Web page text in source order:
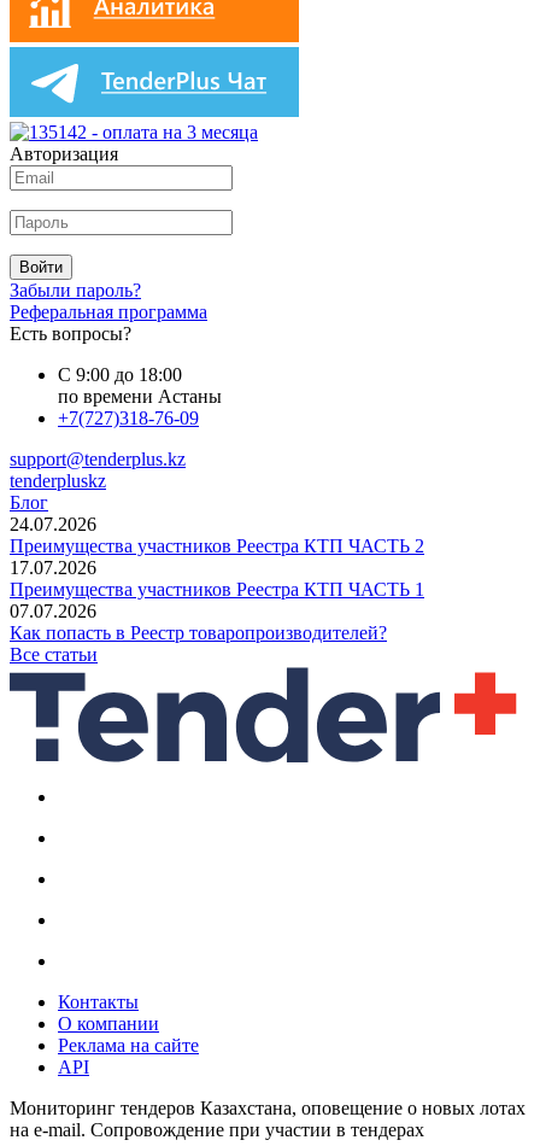
Авторизация
Войти
Забыли пароль?
Реферальная программа
Есть вопросы?
С 9:00 до 18:00
по времени Астаны
+7(727)318-76-09
support@tenderplus.kz
tenderpluskz
Блог
24.07.2026
Преимущества участников Реестра КТП ЧАСТЬ 2
17.07.2026
Преимущества участников Реестра КТП ЧАСТЬ 1
07.07.2026
Как попасть в Реестр товаропроизводителей?
Все статьи
Контакты
О компании
Реклама на сайте
API
Мониторинг тендеров Казахстана, оповещение о новых лотах
на e-mail. Сопровождение при участии в тендерах